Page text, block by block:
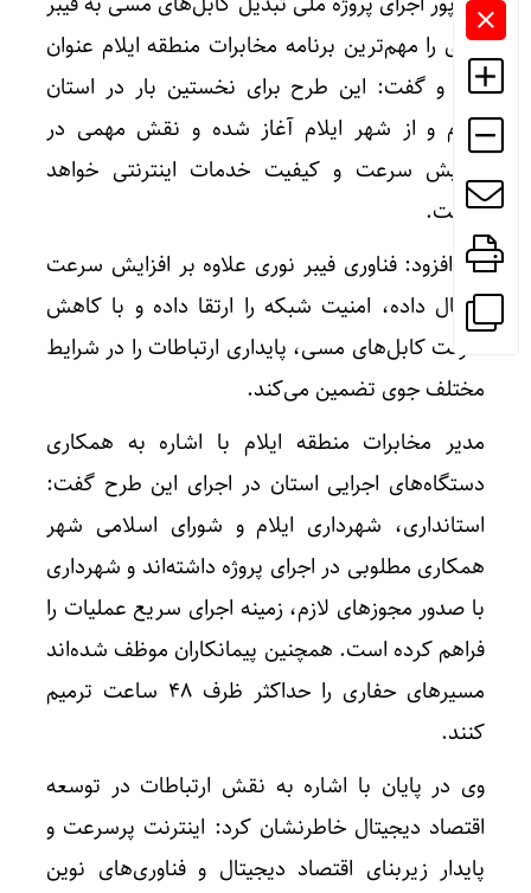
نوری را مهم‌ترین برنامه مخابرات منطقه ایلام عنوان
کرد و گفت: این طرح برای نخستین بار در استان
ایلام و از شهر ایلام آغاز شده و نقش مهمی در
افزایش سرعت و کیفیت خدمات اینترنتی خواهد
داشت.
وی افزود: فناوری فیبر نوری علاوه بر افزایش سرعت
انتقال داده، امنیت شبکه را ارتقا داده و با کاهش
سرقت کابل‌های مسی، پایداری ارتباطات را در شرایط
مختلف جوی تضمین می‌کند.
مدیر مخابرات منطقه ایلام با اشاره به همکاری
دستگاه‌های اجرایی استان در اجرای این طرح گفت:
استانداری، شهرداری ایلام و شورای اسلامی شهر
همکاری مطلوبی در اجرای پروژه داشته‌اند و شهرداری
با صدور مجوزهای لازم، زمینه اجرای سریع عملیات را
فراهم کرده است. همچنین پیمانکاران موظف شده‌اند
مسیرهای حفاری را حداکثر ظرف ۴۸ ساعت ترمیم
کنند.
وی در پایان با اشاره به نقش ارتباطات در توسعه
اقتصاد دیجیتال خاطرنشان کرد: اینترنت پرسرعت و
پایدار زیربنای اقتصاد دیجیتال و فناوری‌های نوین